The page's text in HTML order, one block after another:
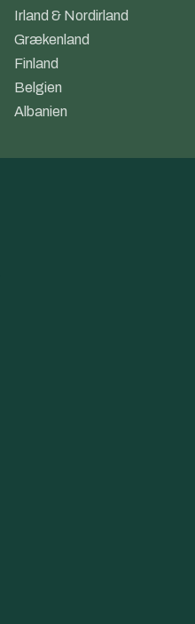
Irland & Nordirland
Grækenland
Finland
Belgien
Albanien